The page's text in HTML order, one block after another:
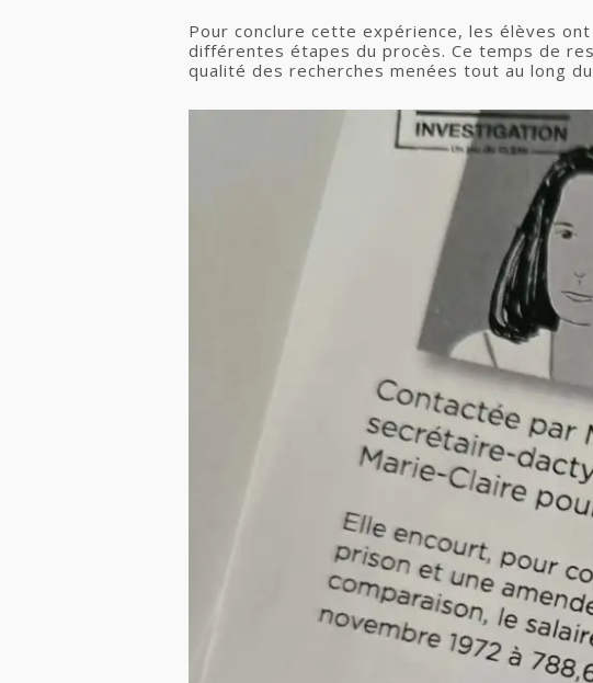
Pour conclure cette expérience, les élèves
différentes étapes du procès. Ce temps de
qualité des recherches menées tout au long